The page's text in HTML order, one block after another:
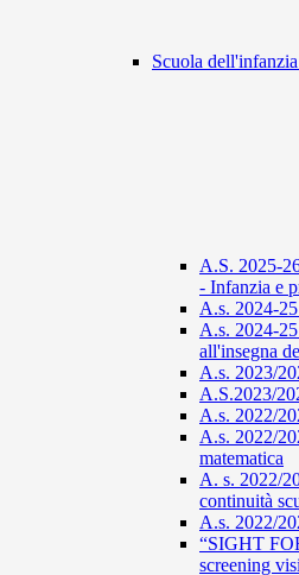
Scuola
A.S. 2025-
- Infanzia e
A.s. 2024-
A.s. 2024-
all'insegna
A.s. 2023/
A.S.2023/
A.s. 2022/
A.s. 2022/
matematica
A. s. 2022/
continuità
A.s. 2022/
“SIGHT
screening